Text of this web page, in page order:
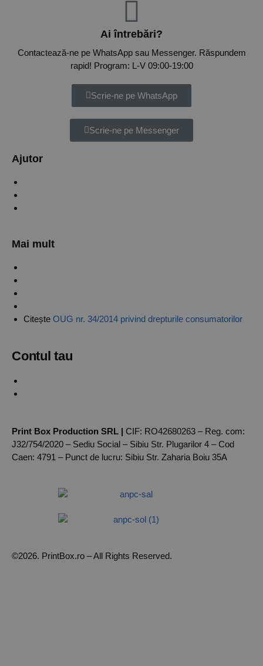
Ai întrebări?
Contactează-ne pe WhatsApp sau Messenger. Răspundem
rapid! Program: L-V 09:00-19:00
Scrie-ne pe WhatsApp
Scrie-ne pe Messenger
Ajutor
Mai mult
Citește OUG nr. 34/2014 privind drepturile consumatorilor
Contul tau
Print Box Production SRL | CIF: RO42680263 – Reg. com:
J32/754/2020 – Sediu Social – Sibiu Str. Plugarilor 4 – Cod
Caen: 4791 – Punct de lucru: Sibiu Str. Zaharia Boiu 35A
©2026. PrintBox.ro – All Rights Reserved.